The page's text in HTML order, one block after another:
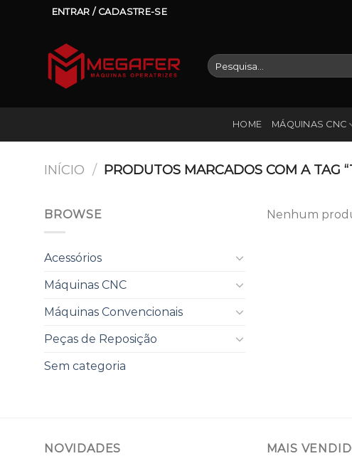
ENTRAR / CADASTRE-SE
Pesquisar
por:
HOME MÁQUINAS CNC
INÍCIO / PRODUTOS MARCADOS COM A TAG
BROWSE
Acessórios
Máquinas CNC
Máquinas Convencionais
Peças de Reposição
Sem categoria
Nenhum
NOVIDADES MAIS